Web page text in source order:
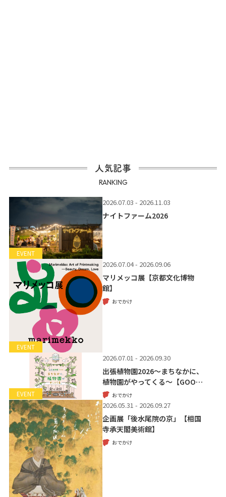
人気記事
RANKING
EVENT
2026.07.03 - 2026.11.03
ナイトファーム2026
EVENT
2026.07.04 - 2026.09.06
マリメッコ展【京都文化博物
館】
おでかけ
EVENT
2026.07.01 - 2026.09.30
出張植物園2026～まちなかに、
植物園がやってくる～【GOO…
おでかけ
2026.05.31 - 2026.09.27
企画展「後水尾院の京」【相国
寺承天閣美術館】
おでかけ